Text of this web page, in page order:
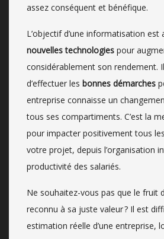
assez conséquent et bénéfique.
L’objectif d’une informatisation est
nouvelles technologies pour
considérablement son rendement.
d’effectuer les bonnes démarches
entreprise connaisse un
tous ses compartiments. C’est la
pour impacter positivement tous
votre projet, depuis l’organisation
productivité des salariés.
Ne souhaitez-vous pas que le fruit
reconnu à sa juste valeur ? Il est
estimation réelle d’une entreprise,